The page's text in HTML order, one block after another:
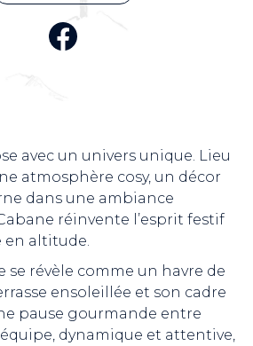
avec un univers unique. Lieu
atmosphère cosy, un décor
dans une ambiance
réinvente l’esprit festif
altitude.
se révèle comme un havre de
ensoleillée et son cadre
pause gourmande entre
dynamique et attentive,